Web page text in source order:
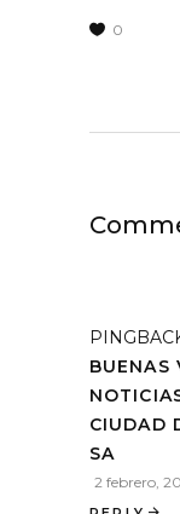
0
BUENAS
CIUDAD
SA
2 febrero,